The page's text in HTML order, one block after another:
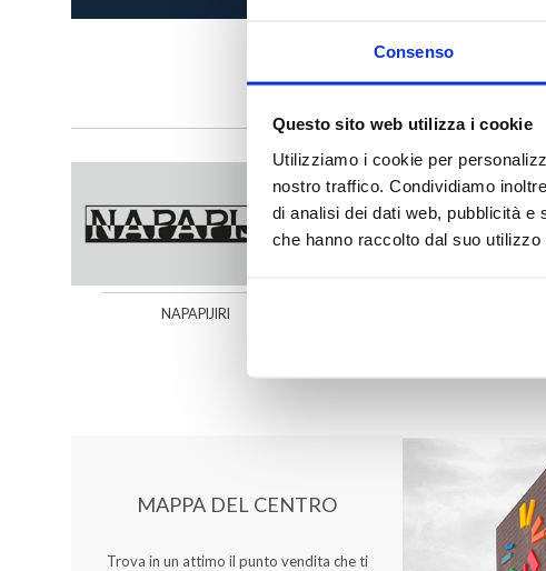
Consenso
Questo sito web utilizza i cookie
Utilizziamo i cookie per
nostro traffico. Condividiamo
di analisi dei dati web, pubblicità e
che hanno raccolto dal suo
NAPAPIJIRI
MAPPA DEL CENTRO
Trova in un attimo il punto vendita che ti